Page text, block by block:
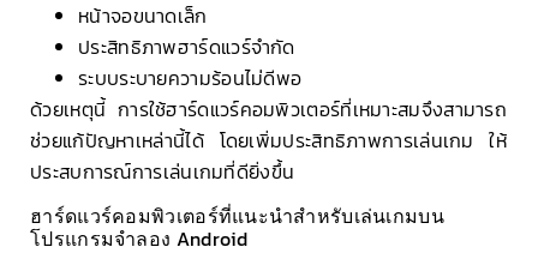
หน้าจอขนาดเล็ก
ประสิทธิภาพฮาร์ดแวร์จำกัด
ระบบระบายความร้อนไม่ดีพอ
ด้วยเหตุนี้ การใช้ฮาร์ดแวร์คอมพิวเตอร์ที่เหมาะสมจึงสามารถ
ช่วยแก้ปัญหาเหล่านี้ได้ โดยเพิ่มประสิทธิภาพการเล่นเกม ให้
ประสบการณ์การเล่นเกมที่ดียิ่งขึ้น
ฮาร์ดแวร์คอมพิวเตอร์ที่แนะนำสำหรับเล่นเกมบน
โปรแกรมจำลอง Android